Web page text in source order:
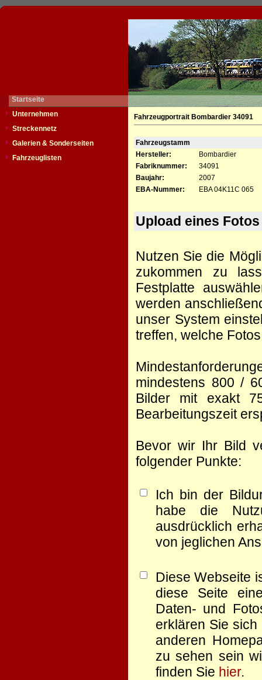
Startseite
Unternehmen
Streckennetz
Galerien & Sonderseiten
Fahrzeuglisten
Fahrzeugportrait Bombardier 34091
Fahrzeugstamm
Hersteller:
Bombardier
Fabriknummer:
34091
Baujahr:
2007
EBA-Nummer:
EBA 04K11C 065
Upload eines
Nutzen Sie die
zukommen zu
Festplatte
werden
unser System
treffen, welche
mindestens 800 /
Bilder mit exakt
Bearbeitungszeit
Bevor wir Ihr Bild
folgender Punkte:
Ich bin der
habe die
ausdrücklich
von jeglichen
Diese Webseite
diese Seite
Daten- und
erklären Sie
anderen
zu sehen sein
finden Sie hier.